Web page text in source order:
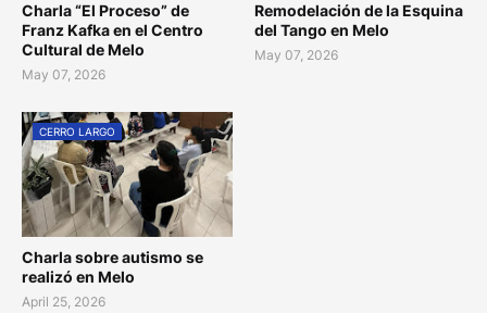
Charla “El Proceso” de
Franz Kafka en el Centro
Cultural de Melo
May 07, 2026
Remodelación de la Esquina
del Tango en Melo
May 07, 2026
CERRO LARGO
Charla sobre autismo se
realizó en Melo
April 25, 2026